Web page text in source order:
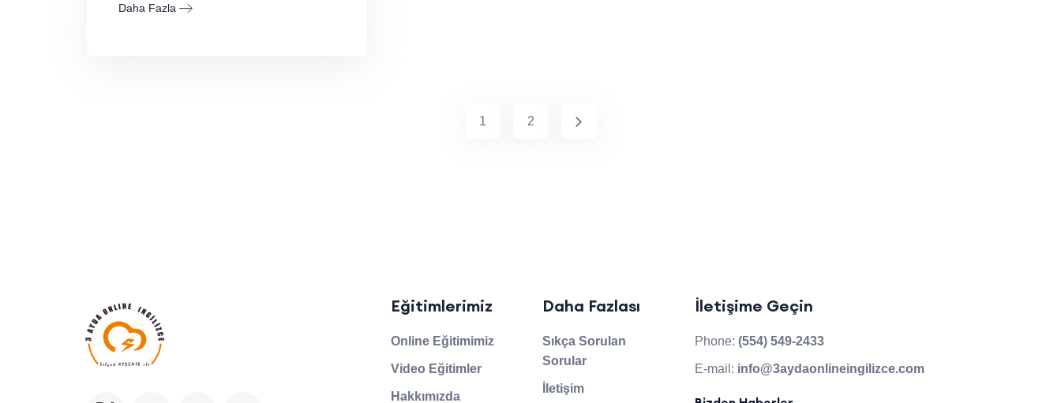
Daha Fazla
1 2
Eğitimlerimiz
Online Eğitimimiz
Video Eğitimler
Hakkımızda
Daha Fazlası
Sıkça Sorulan
Sorular
İletişim
İletişime Geçin
Phone: (554) 549-2433
E-mail: info@3aydaonlineingilizce.com